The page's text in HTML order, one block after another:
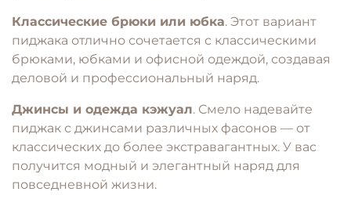
Классические брюки или юбка. Этот вариант
пиджака отлично сочетается с классическими
брюками, юбками и офисной одеждой, создавая
деловой и профессиональный наряд.
Джинсы и одежда кэжуал. Смело надевайте
пиджак с джинсами различных фасонов — от
классических до более экстравагантных. У вас
получится модный и элегантный наряд для
повседневной жизни.